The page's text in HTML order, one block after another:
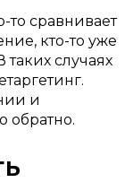
то сравнивает
кто-то уже
случаях
и
обратно.